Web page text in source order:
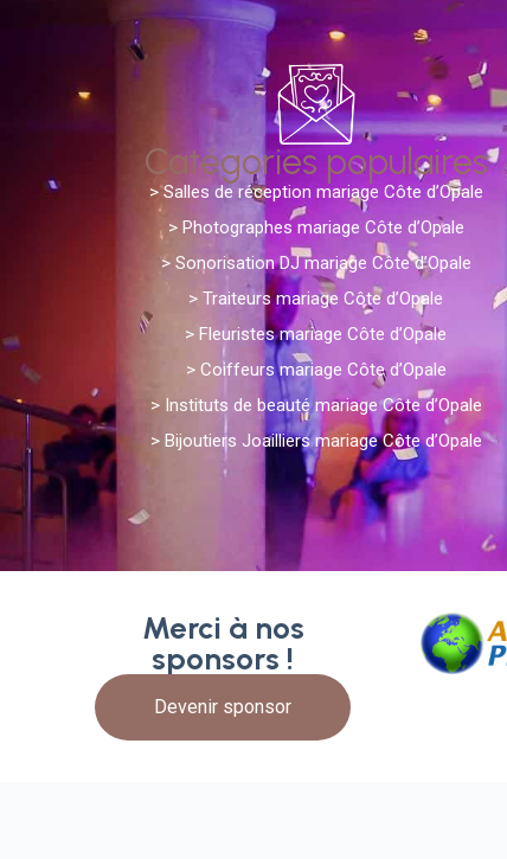
Catégories populaires
>Salles de réception mariage Côte d’Opale
> Photographes mariage Côte d’Opale
> Sonorisation DJ mariage Côte d’Opale
>Traiteurs mariage Côte d’Opale
>Fleuristes mariage Côte d’Opale
> Coiffeurs mariage Côte d’Opale
> Instituts de beauté mariage Côte d’Opale
> Bijoutiers Joailliers mariage Côte d’Opale
Merci à nos
sponsors !
Devenir sponsor